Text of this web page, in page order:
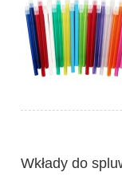
Wkłady do